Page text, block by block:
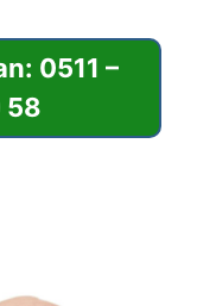
0511 –
58